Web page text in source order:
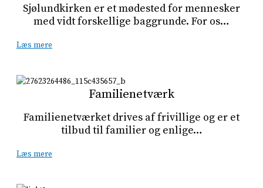
Sjølundkirken er et mødested for mennesker
med vidt forskellige baggrunde. For os…
Læs mere
Familienetværk
Familienetværket drives af frivillige og er et
tilbud til familier og enlige…
Læs mere